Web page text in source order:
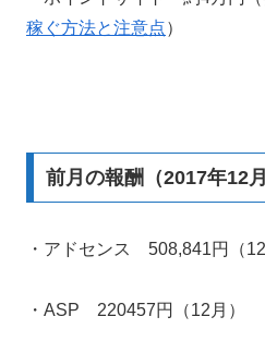
稼ぐ方法と注意点）
前月の報酬（2017年12月
・アドセンス 508,841円（
・ASP 220457円（12月）